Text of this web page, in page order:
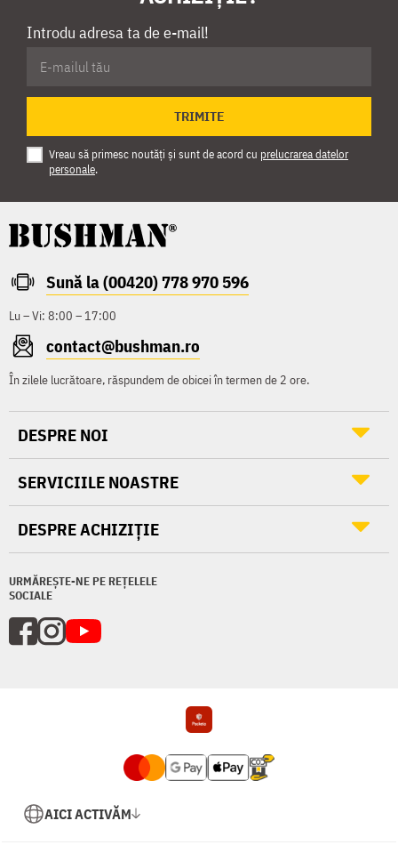
Introdu adresa ta de e-mail!
TRIMITE
Vreau să primesc noutăți și sunt de acord cu prelucrarea datelor
personale.
Sună la (00420) 778 970 596
Lu – Vi: 8:00 – 17:00
contact@bushman.ro
În zilele lucrătoare, răspundem de obicei în termen de 2 ore.
URMĂREȘTE-NE PE REȚELELE
SOCIALE
DESPRE NOI
SERVICIILE NOASTRE
DESPRE ACHIZIȚIE
AICI ACTIVĂM